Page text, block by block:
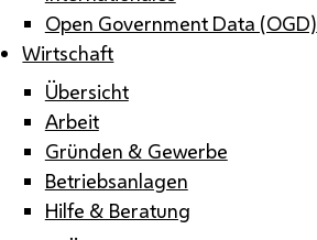
Open Government Data (OGD)
Wirtschaft
Übersicht
Arbeit
Gründen & Gewerbe
Betriebsanlagen
Hilfe & Beratung